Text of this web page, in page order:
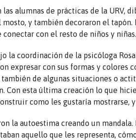
las alumnas de prácticas de la URV,
y también decoraron el tapón.
con el resto de niños y niñas.
la coordinación de la psicóloga
expresar con sus formas y colores
de algunas situaciones o
Con esta última creación lo que
como les gustaría mostrarse,
la autoestima creando un
aquello que les representa,